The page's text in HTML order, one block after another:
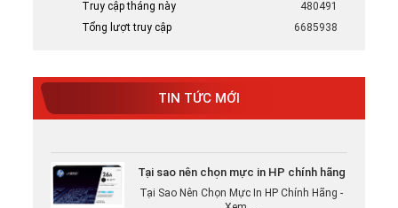
Truy cập tháng này
480491
Tổng lượt truy cập
6685938
TIN TỨC MỚI
HCM
Bán Mực in Canon chính hãng uy tín tại
Tại sao nên chọn mực in HP chính hãng
Tại Sao Nên Chọn Mực In HP Chính Hãng -
Xem ...